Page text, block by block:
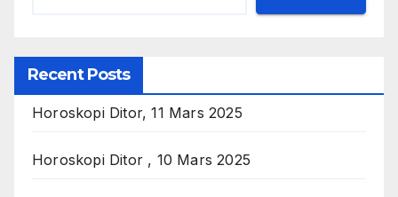
Recent Posts
Horoskopi Ditor, 11 Mars 2025
Horoskopi Ditor , 10 Mars 2025